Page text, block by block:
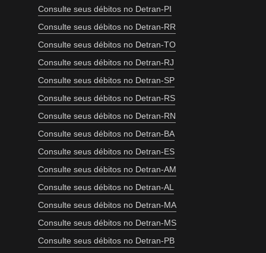
Consulte seus débitos no Detran-PI
Consulte seus débitos no Detran-RR
Consulte seus débitos no Detran-TO
Consulte seus débitos no Detran-RJ
Consulte seus débitos no Detran-SP
Consulte seus débitos no Detran-RS
Consulte seus débitos no Detran-RN
Consulte seus débitos no Detran-BA
Consulte seus débitos no Detran-ES
Consulte seus débitos no Detran-AM
Consulte seus débitos no Detran-AL
Consulte seus débitos no Detran-MA
Consulte seus débitos no Detran-MS
Consulte seus débitos no Detran-PB